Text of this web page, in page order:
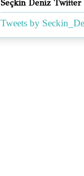
Seçkin Deniz Twitter
Tweets by